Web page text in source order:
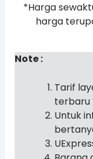
*Harga
harga
Note :
Tarif
terbaru
Untuk